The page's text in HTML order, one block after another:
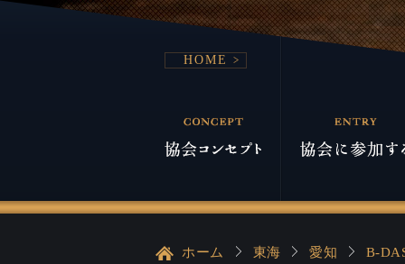
HOME
ホーム 東海 愛知 B-